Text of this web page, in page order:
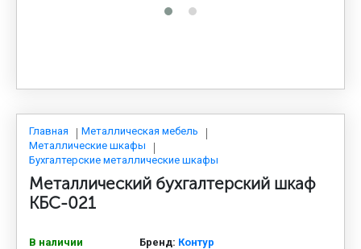
СИСТЕМЫ ХРАНЕНИЯ
МЕБЕЛЬ ДЛЯ ДОМА
МЕБЕЛЬ ДЛЯ СТОЛОВЫХ
СТАЛЬНЫЕ ДВЕРИ
Главная
Металлическая мебель
Металлические шкафы
Бухгалтерские металлические шкафы
Металлический бухгалтерский шкаф
КБС-021
В наличии Бренд: Контур